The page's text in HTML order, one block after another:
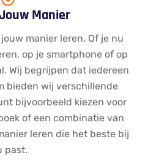
Manier
manier leren. Of je nu
op je smartphone of op
Wij begrijpen dat iedereen
bieden wij verschillende
bijvoorbeeld kiezen voor
of een combinatie van
leren die het beste bij
past.